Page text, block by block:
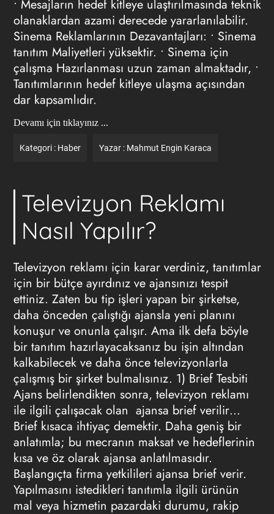
• Mesajların hedef kitleye ulaştırılmasında teknik
olanaklardan azami derecede yararlanılabilir.
Sinema Reklamlarının Dezavantajları: • Sinema
tanıtım Maliyetleri yüksektir. • Sinema için
çalışma Hazırlanması uzun zaman almaktadır, •
Tanıtımlarının hedef kitleye ulaşma açısından
dar kapsamlıdır.
Devamı için tıklayınız ...
Kategori : Haber Yazar : Mahmut Engin Karaca
Televizyon Reklamı
Nasıl Yapılır?
Televizyon reklamı için karar verdiniz, tanıtımlar
için bir bütçe ayırdınız ve ajansınızı tespit
ettiniz. Zaten bu tip işleri yapan bir şirketse,
daha önceden çalıştığı ajansla yeni planını
konuşur ve onunla çalışır. Ama ilk defa böyle
bir tanıtım hazırlayacaksanız bu işin altından
kalkabilecek ve daha önce televizyonlarla
çalışmış bir şirket bulmalısınız. 1) Brief Tesbiti
Ajans belirlendikten sonra, televizyon reklamı
ile ilgili çalışacak olan ajansa brief verilir…
Brief kısaca ihtiyaç demektir. Daha geniş bir
anlatımla; bu mecranın maksat ve hedeflerinin
kısa ve öz olarak ajansa anlatılmasıdır.
Başlangıçta firma yetkilileri ajansa brief verir.
Yapılmasını istedikleri tanıtımla ilgili ürünün
mal veya hizmetin pazardaki durumu, rakip